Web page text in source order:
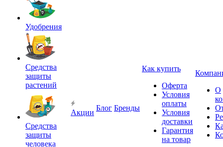
Удобрения
Средства
защиты
растений
Средства
защиты
человека
Акции
Блог Бренды
Как купить
Оферта
Условия
оплаты
Условия
доставки
Гарантия
на товар
О